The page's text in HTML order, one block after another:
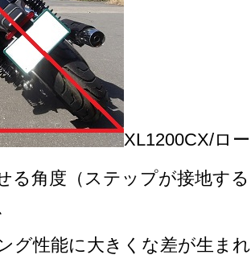
XL1200CX/ロ
る角度（ステップが接地す
グ性能に大きくな差が生ま